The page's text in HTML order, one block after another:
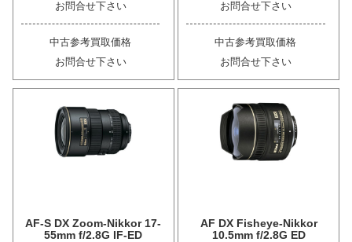
お問合せ下さい
中古参考買取価格
お問合せ下さい
お問合せ下さい
中古参考買取価格
お問合せ下さい
AF-S DX Zoom-Nikkor 17-
55mm f/2.8G IF-ED
AF DX Fisheye-Nikkor
10.5mm f/2.8G ED